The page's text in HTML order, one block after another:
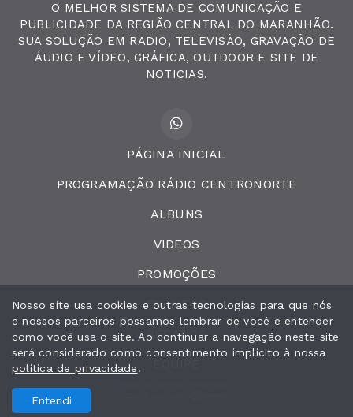
O MELHOR SISTEMA DE COMUNICAÇÃO E
PUBLICIDADE DA REGIÃO CENTRAL DO MARANHÃO.
SUA SOLUÇÃO EM RADIO, TELEVISÃO, GRAVAÇÃO DE
ÁUDIO E VÍDEO, GRÁFICA, OUTDOOR E SITE DE
NOTICIAS.
PÁGINA INICIAL
PROGRAMAÇÃO RÁDIO CENTRONORTE
ALBUNS
VIDEOS
PROMOÇÕES
EVENTOS
RECADOS
Nosso site usa cookies e outras tecnologias para que nós
e nossos parceiros possamos lembrar de você e entender
como você usa o site. Ao continuar a navegação neste site
será considerado como consentimento implícito à nossa
política de privacidade.
Entendi